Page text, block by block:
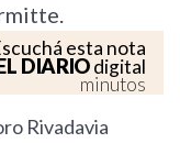
esta nota
DIARIOdigital
minutos
Rivadavia